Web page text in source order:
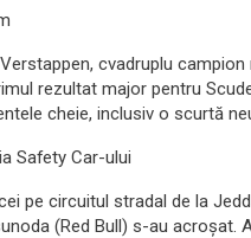
cvadruplu
rezultat major pentru
cheie, inclusiv o scurtă
Safety Car-ului
pe circuitul stradal de la
(Red Bull) s-au